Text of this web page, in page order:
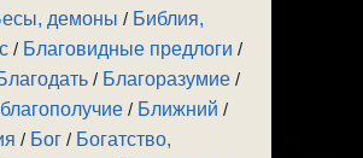
демоны / Библия,
/ Благовидные предлоги /
/ Благоразумие /
/ Ближний /
/ Бог / Богатство,